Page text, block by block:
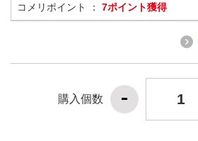
コメリポイント ： 7ポイント獲得
購入個数